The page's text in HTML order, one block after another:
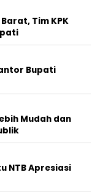
Tim KPK
Bupati
Mudah dan
NTB Apresiasi